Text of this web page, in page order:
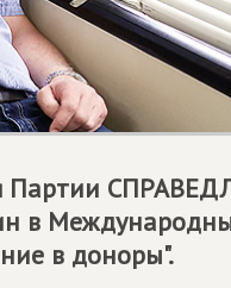
Партии
в
в доноры".